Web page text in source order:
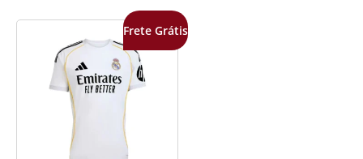
Frete Grátis
preço
original
era:
R$249,99.
O
é:
R$169,99.